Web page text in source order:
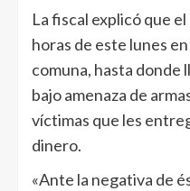
La fiscal explicó que
horas de este lunes
comuna, hasta donde
bajo amenaza de
víctimas que les
dinero.
«Ante la negativa de